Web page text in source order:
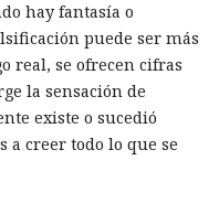
hay fantasía o
puede ser más
real, se ofrecen cifras
la sensación de
existe o sucedió
a creer todo lo que se